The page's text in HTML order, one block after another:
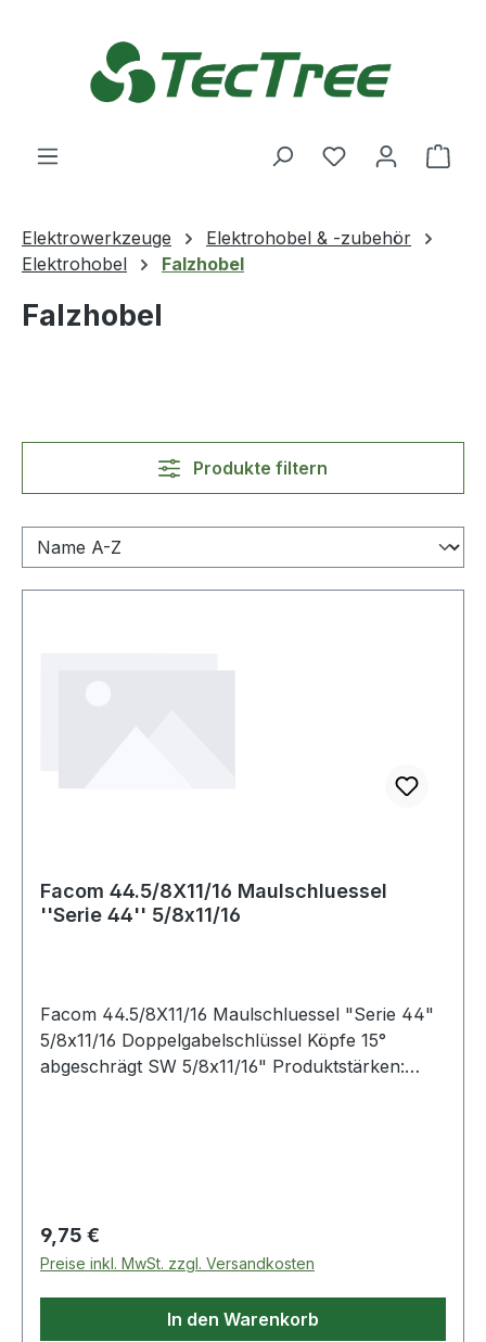
Du hast 0
Elektrowerkzeuge
Elektrohobel & -zubehör
Elektrohobel
Falzhobel
Falzhobel
Produkte filtern
Facom 44.5/8X11/16 Maulschluessel
''Serie 44'' 5/8x11/16
Facom 44.5/8X11/16 Maulschluessel "Serie 44"
5/8x11/16 Doppelgabelschlüssel Köpfe 15°
abgeschrägt SW 5/8x11/16" Produktstärken:
Regulärer Preis:
9,75 €
Preise inkl. MwSt. zzgl. Versandkosten
In den Warenkorb